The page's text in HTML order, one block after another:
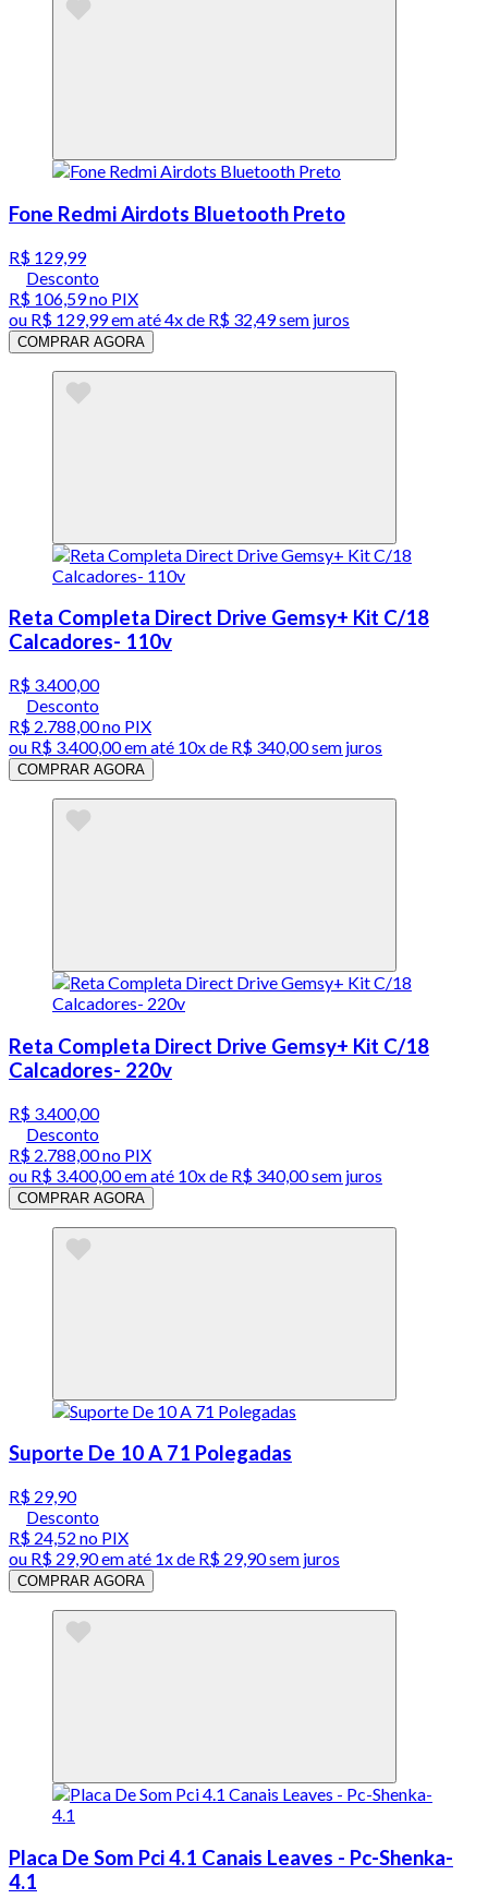
Fone Redmi Airdots Bluetooth Preto
R$ 129,99
Desconto
R$ 106,59no PIX
ou R$ 129,99em até4x de R$ 32,49 sem juros
COMPRAR AGORA
Reta Completa Direct Drive Gemsy+ Kit C/18
Calcadores- 110v
R$ 3.400,00
Desconto
R$ 2.788,00no PIX
ou R$ 3.400,00em até 10x de R$ 340,00 sem juros
COMPRAR AGORA
Reta Completa Direct Drive Gemsy+ Kit C/18
Calcadores- 220v
R$ 3.400,00
Desconto
R$ 2.788,00no PIX
ou R$ 3.400,00em até 10x de R$ 340,00 sem juros
COMPRAR AGORA
Suporte De 10 A 71 Polegadas
R$ 29,90
Desconto
R$ 24,52 no PIX
ou R$ 29,90em até 1x de R$ 29,90sem juros
COMPRAR AGORA
Placa De Som Pci 4.1 Canais Leaves - Pc-Shenka-
4.1